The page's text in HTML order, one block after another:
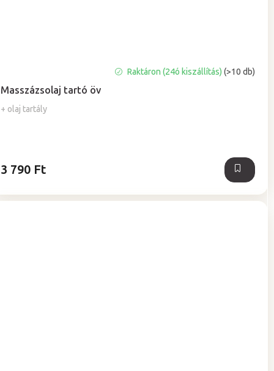
Masszázsolaj tartó öv
+ olaj tartály
átlagos
értékelése
Raktáron (24ó kiszállítás)(>10 db)
3 790 Ft